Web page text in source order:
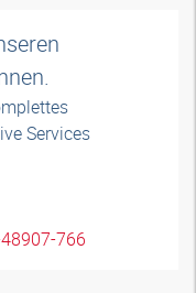
Services
766